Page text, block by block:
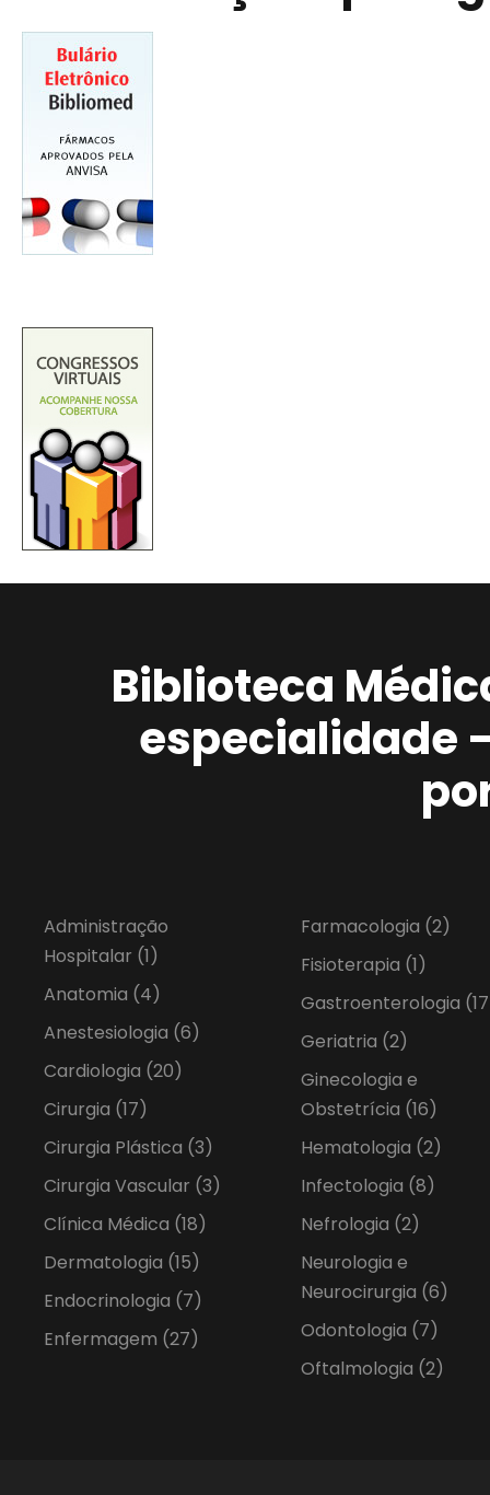
Biblioteca
especialidade
Administração
Hospitalar (1)
Anatomia (4)
Anestesiologia (6)
Cardiologia (20)
Cirurgia (17)
Cirurgia Plástica (3)
Cirurgia Vascular (3)
Clínica Médica (18)
Dermatologia (15)
Endocrinologia (7)
Enfermagem (27)
Farmacologia (2)
Fisioterapia (1)
Gastroenterologia
Geriatria (2)
Ginecologia e
Obstetrícia (16)
Hematologia (2)
Infectologia (8)
Nefrologia (2)
Neurologia e
Neurocirurgia (6)
Odontologia (7)
Oftalmologia (2)